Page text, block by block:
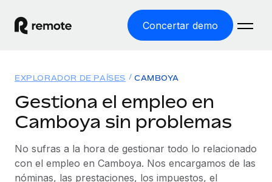
Concertar demo
EMPLEO GLOBAL
Nómina global
Gestiona las nóminas de forma sencilla y conforme a la
legalidad.
Soluciones
COBERTURA MUNDIAL
Explorador de países
Recursos
Precios
EXPLORADOR DE PAÍSES CAMBOYA
Gestiona el empleo en
Camboya sin problemas
No sufras a la hora de gestionar todo lo relacionado
con el empleo en Camboya. Nos encargamos de las
nóminas, las prestaciones, los impuestos, el